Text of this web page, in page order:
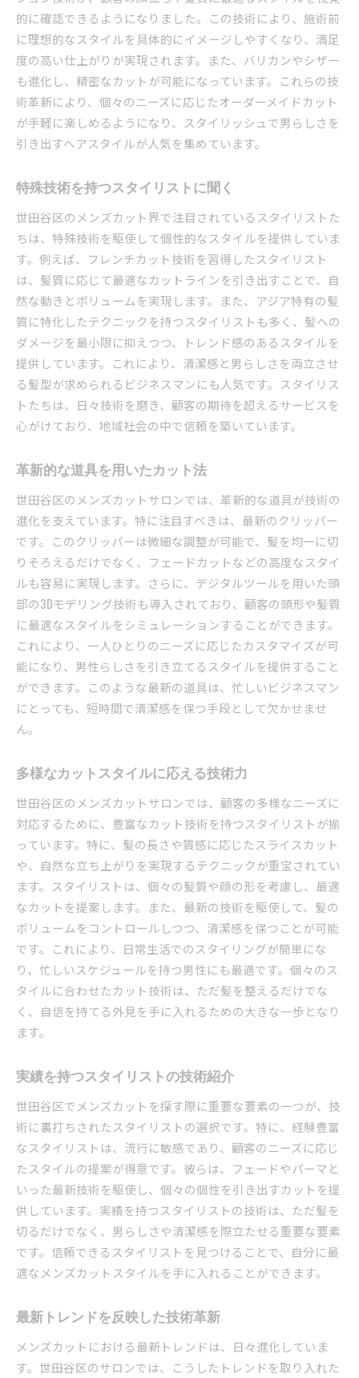
的に確認できるようになりました。この技術により、施術前
に理想的なスタイルを具体的にイメージしやすくなり、満足
度の高い仕上がりが実現されます。また、バリカンやシザー
も進化し、精密なカットが可能になっています。これらの技
術革新により、個々のニーズに応じたオーダーメイドカット
が手軽に楽しめるようになり、スタイリッシュで男らしさを
引き出すヘアスタイルが人気を集めています。
特殊技術を持つスタイリストに聞く
世田谷区のメンズカット界で注目されているスタイリストた
ちは、特殊技術を駆使して個性的なスタイルを提供していま
す。例えば、フレンチカット技術を習得したスタイリスト
は、髪質に応じて最適なカットラインを引き出すことで、自
然な動きとボリュームを実現します。また、アジア特有の髪
質に特化したテクニックを持つスタイリストも多く、髪への
ダメージを最小限に抑えつつ、トレンド感のあるスタイルを
提供しています。これにより、清潔感と男らしさを両立させ
る髪型が求められるビジネスマンにも人気です。スタイリス
トたちは、日々技術を磨き、顧客の期待を超えるサービスを
心がけており、地域社会の中で信頼を築いています。
革新的な道具を用いたカット法
世田谷区のメンズカットサロンでは、革新的な道具が技術の
進化を支えています。特に注目すべきは、最新のクリッパー
です。このクリッパーは微細な調整が可能で、髪を均一に切
りそろえるだけでなく、フェードカットなどの高度なスタイ
ルも容易に実現します。さらに、デジタルツールを用いた頭
部の3Dモデリング技術も導入されており、顧客の頭形や髪質
に最適なスタイルをシミュレーションすることができます。
これにより、一人ひとりのニーズに応じたカスタマイズが可
能になり、男性らしさを引き立てるスタイルを提供すること
ができます。このような最新の道具は、忙しいビジネスマン
にとっても、短時間で清潔感を保つ手段として欠かせませ
ん。
多様なカットスタイルに応える技術力
世田谷区のメンズカットサロンでは、顧客の多様なニーズに
対応するために、豊富なカット技術を持つスタイリストが揃
っています。特に、髪の長さや質感に応じたスライスカット
や、自然な立ち上がりを実現するテクニックが重宝されてい
ます。スタイリストは、個々の髪質や顔の形を考慮し、最適
なカットを提案します。また、最新の技術を駆使して、髪の
ボリュームをコントロールしつつ、清潔感を保つことが可能
です。これにより、日常生活でのスタイリングが簡単にな
り、忙しいスケジュールを持つ男性にも最適です。個々のス
タイルに合わせたカット技術は、ただ髪を整えるだけでな
く、自信を持てる外見を手に入れるための大きな一歩となり
ます。
実績を持つスタイリストの技術紹介
世田谷区でメンズカットを探す際に重要な要素の一つが、技
術に裏打ちされたスタイリストの選択です。特に、経験豊富
なスタイリストは、流行に敏感であり、顧客のニーズに応じ
たスタイルの提案が得意です。彼らは、フェードやパーマと
いった最新技術を駆使し、個々の個性を引き出すカットを提
供しています。実績を持つスタイリストの技術は、ただ髪を
切るだけでなく、男らしさや清潔感を際立たせる重要な要素
です。信頼できるスタイリストを見つけることで、自分に最
適なメンズカットスタイルを手に入れることができます。
最新トレンドを反映した技術革新
メンズカットにおける最新トレンドは、日々進化していま
す。世田谷区のサロンでは、こうしたトレンドを取り入れた